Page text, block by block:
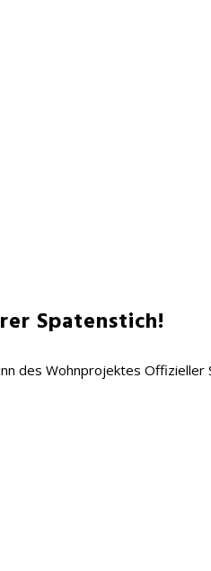
Spatenstich!
des Wohnprojektes